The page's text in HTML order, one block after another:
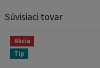
Súvisiaci tovar
Akcia
Tip